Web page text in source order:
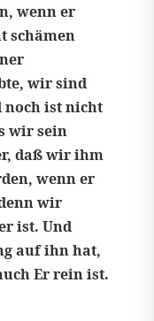
wenn er
schämen
wir sind
noch ist nicht
wir sein
daß wir ihm
wenn er
wir
ist. Und
auf ihn hat,
Er rein ist.